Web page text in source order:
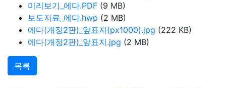
미리보기_에다.PDF (9 MB)
보도자료_에다.hwp (2 MB)
에다(개정2판)_앞표지(px1000).jpg (222 KB)
에다(개정2판)_앞표지.jpg (2 MB)
목록